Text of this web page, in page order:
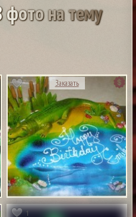
фотонатему
Заказать
1